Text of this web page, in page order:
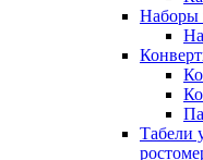
Наборы
Табели